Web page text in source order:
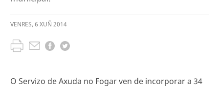
VENRES, 6 XUÑ 2014
O Servizo de Axuda no Fogar ven de incorporar a 34